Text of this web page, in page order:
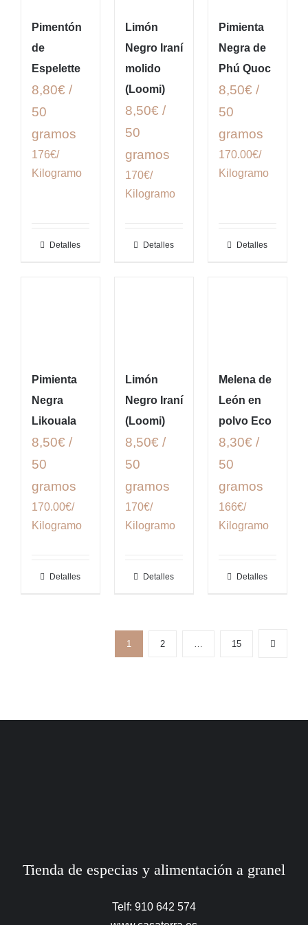
Pimentón
de
Espelette
8,80€ /
50
gramos
176€/
Kilogramo
Detalles
Limón
Negro Iraní
molido
(Loomi)
8,50€ /
50
gramos
170€/
Kilogramo
Detalles
Pimienta
Negra de
Phú Quoc
8,50€ /
50
gramos
170.00€/
Kilogramo
Detalles
Pimienta
Negra
Likouala
8,50€ /
50
gramos
170.00€/
Kilogramo
Detalles
Limón
Negro Iraní
(Loomi)
8,50€ /
50
gramos
170€/
Kilogramo
Detalles
Melena de
León en
polvo Eco
8,30€ /
50
gramos
166€/
Kilogramo
Detalles
1 2 15
Tienda de especias y alimentación a granel
Telf: 910 642 574